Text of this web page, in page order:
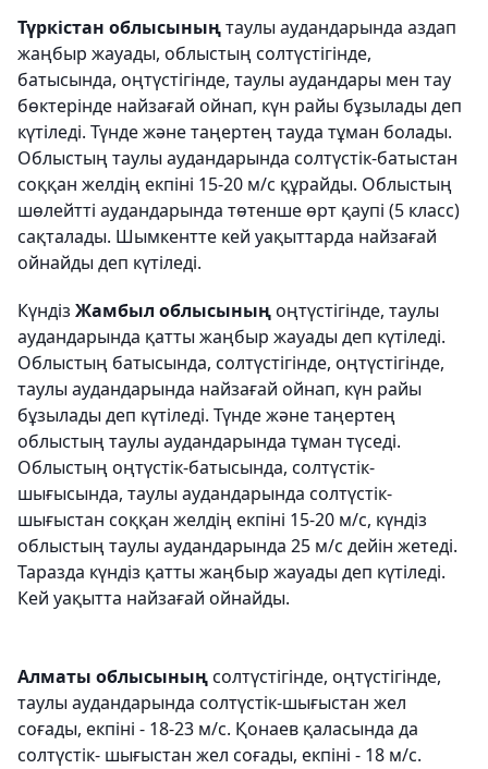
Түркістан облысыныңтаулы аудандарында аздап
жаңбыр жауады, облыстың солтүстігінде,
батысында, оңтүстігінде, таулы аудандары мен тау
бөктерінде найзағай ойнап, күн райы бұзылады деп
күтіледі. Түнде және таңертең тауда тұман болады.
Облыстың таулы аудандарында солтүстік-батыстан
соққан желдің екпіні 15-20 м/с құрайды. Облыстың
шөлейтті аудандарында төтенше өрт қаупі (5 класс)
сақталады. Шымкентте кей уақыттарда найзағай
ойнайды деп күтіледі.
Күндіз Жамбыл облысыныңоңтүстігінде, таулы
аудандарында қатты жаңбыр жауады деп күтіледі.
Облыстың батысында, солтүстігінде, оңтүстігінде,
таулы аудандарында найзағай ойнап, күн райы
бұзылады деп күтіледі. Түнде және таңертең
облыстың таулы аудандарында тұман түседі.
Облыстың оңтүстік-батысында, солтүстік-
шығысында, таулы аудандарында солтүстік-
шығыстан соққан желдің екпіні 15-20 м/с, күндіз
облыстың таулы аудандарында 25 м/с дейін жетеді.
Таразда күндіз қатты жаңбыр жауады деп күтіледі.
Кей уақытта найзағай ойнайды.
Алматы облысыныңсолтүстігінде, оңтүстігінде,
таулы аудандарында солтүстік-шығыстан жел
соғады, екпіні - 18-23 м/с. Қонаев қаласында да
солтүстік- шығыстан жел соғады, екпіні - 18 м/с.